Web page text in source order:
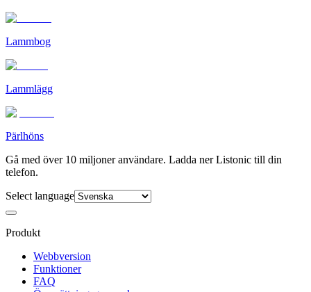
Lammbog
Lammlägg
Pärlhöns
Gå med över 10 miljoner användare. Ladda ner Listonic till din
telefon.
Select language
Produkt
Webbversion
Funktioner
FAQ